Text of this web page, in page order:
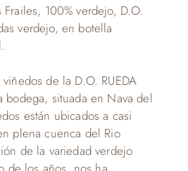
100% verdejo, D.O.
verdejo, en botella
de la D.O. RUEDA
bodega, situada en Nava del
están ubicados a casi
plena cuenca del Rio
de la variedad verdejo